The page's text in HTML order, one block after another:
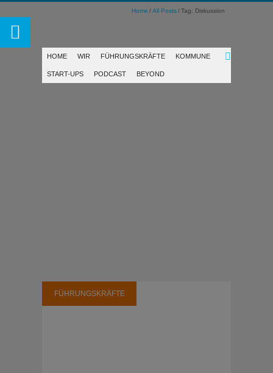
Home All Posts Tag: Diskussion
HOME WIR FÜHRUNGSKRÄFTE KOMMUNE
START-UPS PODCAST BEYOND
FÜHRUNGSKRÄFTE